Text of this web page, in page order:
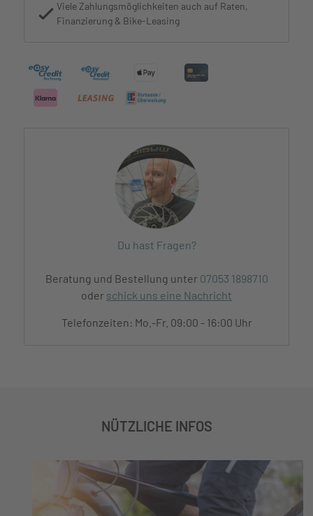
Viele Zahlungsmöglichkeiten auch auf Raten,
Finanzierung & Bike-Leasing
Du hast Fragen?
Beratung und Bestellung unter 07053 1898710
oder schick uns eine Nachricht
Telefonzeiten: Mo.-Fr. 09:00 - 16:00 Uhr
NÜTZLICHE INFOS